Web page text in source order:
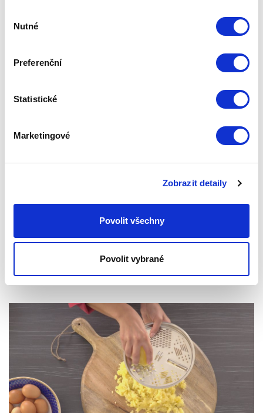
souhlasu
Nutné
Preferenční
Statistické
Marketingové
Zobrazit detaily
Povolit všechny
Povolit vybrané
JEHNĚČÍ NA TYMIÁNU
Věděli jste, že jehněčí maso je druh červeného masa, které
je obecně bohatší na železo než kuře nebo ryby? Je to
doslova pokladnice bílkovin!
Publikováno s 0 komentáři